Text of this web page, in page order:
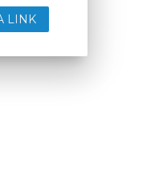
LINK